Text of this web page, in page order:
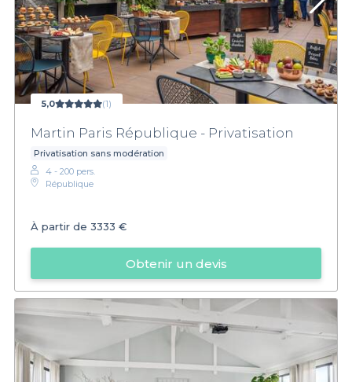
5,0 (1)
Martin Paris République - Privatisation
Privatisation sans modération
4 - 200 pers.
République
À partir de 3333 €
Obtenir un devis